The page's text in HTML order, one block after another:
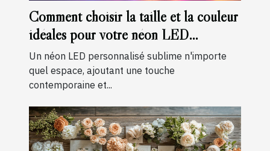
Comment choisir la taille et la couleur
idéales pour votre néon LED
personnalisé
Un néon LED personnalisé sublime n'importe
quel espace, ajoutant une touche
contemporaine et...